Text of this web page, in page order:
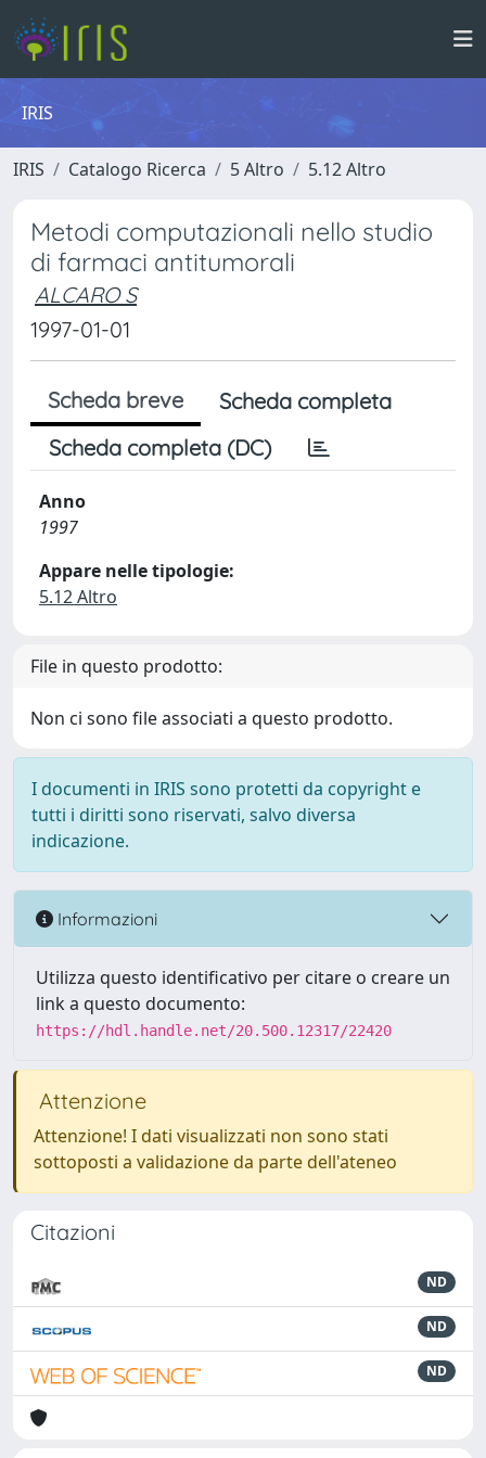
IRIS
IRIS Catalogo Ricerca 5 Altro 5.12 Altro
Metodi computazionali nello studio
di farmaci antitumorali
ALCARO S
1997-01-01
Scheda breve
Scheda completa
Scheda completa (DC)
Anno
1997
Appare nelle tipologie:
5.12 Altro
File in questo prodotto:
Non ci sono file associati a questo prodotto.
I documenti in IRIS sono protetti da copyright e
tutti i diritti sono riservati, salvo diversa
indicazione.
Informazioni
Utilizza questo identificativo per citare o creare un
link a questo documento:
https://hdl.handle.net/20.500.12317/22420
Attenzione
Attenzione! I dati visualizzati non sono stati
sottoposti a validazione da parte dell'ateneo
Citazioni
ND
ND
ND